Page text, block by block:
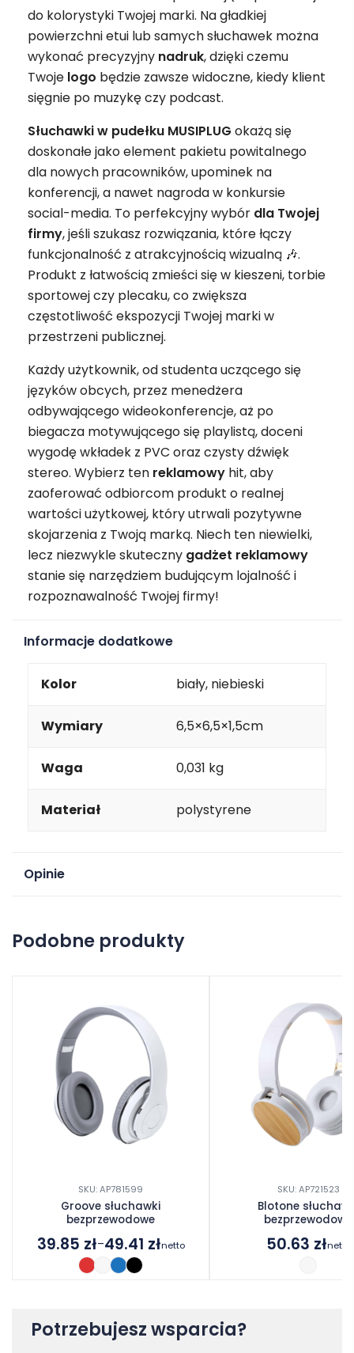
do kolorystyki Twojej marki. Na gładkiej
powierzchni etui lub samych słuchawek można
wykonać precyzyjny nadruk, dzięki czemu
Twoje logo będzie zawsze widoczne, kiedy klient
sięgnie po muzykę czy podcast.
Słuchawki w pudełku MUSIPLUG okażą się
doskonałe jako element pakietu powitalnego
dla nowych pracowników, upominek na
konferencji, a nawet nagroda w konkursie
social-media. To perfekcyjny wybór dla Twojej
firmy, jeśli szukasz rozwiązania, które łączy
funkcjonalność z atrakcyjnością wizualną 🎶.
Produkt z łatwością zmieści się w kieszeni, torbie
sportowej czy plecaku, co zwiększa
częstotliwość ekspozycji Twojej marki w
przestrzeni publicznej.
Każdy użytkownik, od studenta uczącego się
języków obcych, przez menedżera
odbywającego wideokonferencje, aż po
biegacza motywującego się playlistą, doceni
wygodę wkładek z PVC oraz czysty dźwięk
stereo. Wybierz ten reklamowy hit, aby
zaoferować odbiorcom produkt o realnej
wartości użytkowej, który utrwali pozytywne
skojarzenia z Twoją marką. Niech ten niewielki,
lecz niezwykle skuteczny gadżet reklamowy
stanie się narzędziem budującym lojalność i
rozpoznawalność Twojej firmy!
Informacje dodatkowe
Kolor biały, niebieski
Wymiary 6,5×6,5×1,5cm
Waga 0,031 kg
Materiał polystyrene
Opinie
Podobne produkty
SKU: AP781599
Groove słuchawki
bezprzewodowe
39.85 zł–49.41 zł
49.41 zł
netto
SKU: AP721523
Blotone
bezprzewodowe
50.63 złnetto
Potrzebujesz wsparcia?